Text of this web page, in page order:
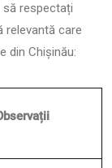
respectați
relevantă care
din Chișinău: